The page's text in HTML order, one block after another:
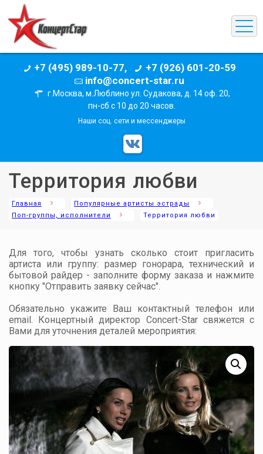
+7 (495) 989-10-77,
+7 (926) 601-20-59
info@concert-star.ru
г.Москва, м.Люблино ул. Судакова, д. 14 оф. 20,
пн-сб с 10 до 20 часов.
Наши соц. сети и мессенджеры
Территория любви
Главная
Популярные артисты эстрады
Поп-группы, исполнители
Территория любви
Для того, чтобы узнать сколько стоит пригласить
артиста или группу: размер гонорара, технический и
бытовой райдер - заполните форму заказа и нажмите
кнопку "Отправить заявку сейчас".
Обязательно укажите Ваш контактный телефон или
email. Концертный директор Concert-Star свяжется с
Вами для уточнения деталей мероприятия: